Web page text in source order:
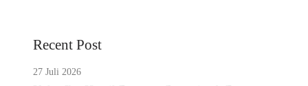
Recent Post
27 Juli 2026